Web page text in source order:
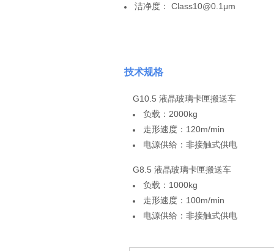
洁净度： Class10@0.1μm
技术规格
G10.5 液晶玻璃卡匣搬送车
负载：2000kg
走形速度：120m/min
电源供给：非接触式供电
G8.5 液晶玻璃卡匣搬送车
负载：1000kg
走形速度：100m/min
电源供给：非接触式供电